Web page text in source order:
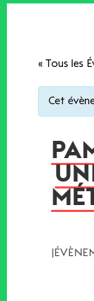
« Tous les
Cet